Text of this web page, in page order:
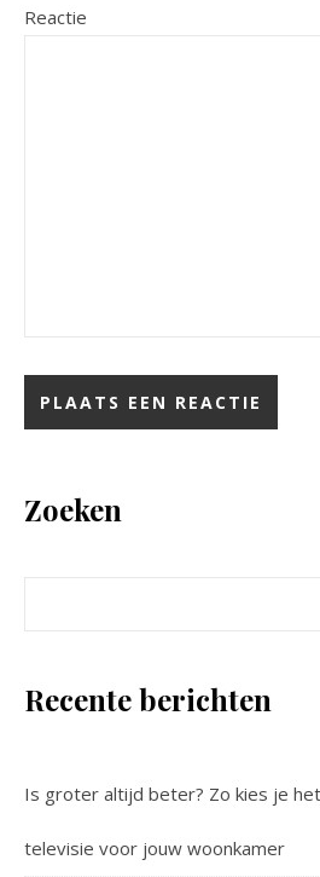
Reactie
Zoeken
Recente berichten
Is groter altijd beter? Zo kies je
televisie voor jouw woonkamer